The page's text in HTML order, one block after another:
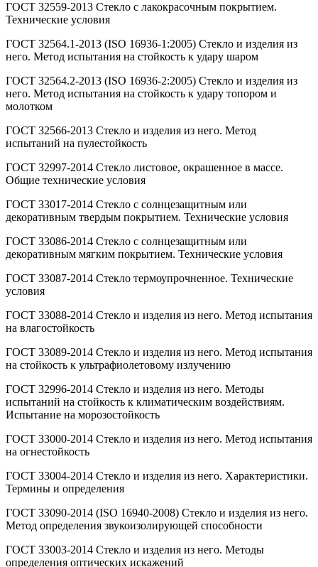
ГОСТ 32559-2013 Стекло с лакокрасочным покрытием.
Технические условия
ГОСТ 32564.1-2013 (ISO 16936-1:2005) Стекло и изделия из
него. Метод испытания на стойкость к удару шаром
ГОСТ 32564.2-2013 (ISO 16936-2:2005) Стекло и изделия из
него. Метод испытания на стойкость к удару топором и
молотком
ГОСТ 32566-2013 Стекло и изделия из него. Метод
испытаний на пулестойкость
ГОСТ 32997-2014 Стекло листовое, окрашенное в массе.
Общие технические условия
ГОСТ 33017-2014 Стекло с солнцезащитным или
декоративным твердым покрытием. Технические условия
ГОСТ 33086-2014 Стекло с солнцезащитным или
декоративным мягким покрытием. Технические условия
ГОСТ 33087-2014 Стекло термоупрочненное. Технические
условия
ГОСТ 33088-2014 Стекло и изделия из него. Метод испытания
на влагостойкость
ГОСТ 33089-2014 Стекло и изделия из него. Метод испытания
на стойкость к ультрафиолетовому излучению
ГОСТ 32996-2014 Стекло и изделия из него. Методы
испытаний на стойкость к климатическим воздействиям.
Испытание на морозостойкость
ГОСТ 33000-2014 Стекло и изделия из него. Метод испытания
на огнестойкость
ГОСТ 33004-2014 Стекло и изделия из него. Характеристики.
Термины и определения
ГОСТ 33090-2014 (ISO 16940-2008) Стекло и изделия из него.
Метод определения звукоизолирующей способности
ГОСТ 33003-2014 Стекло и изделия из него. Методы
определения оптических искажений